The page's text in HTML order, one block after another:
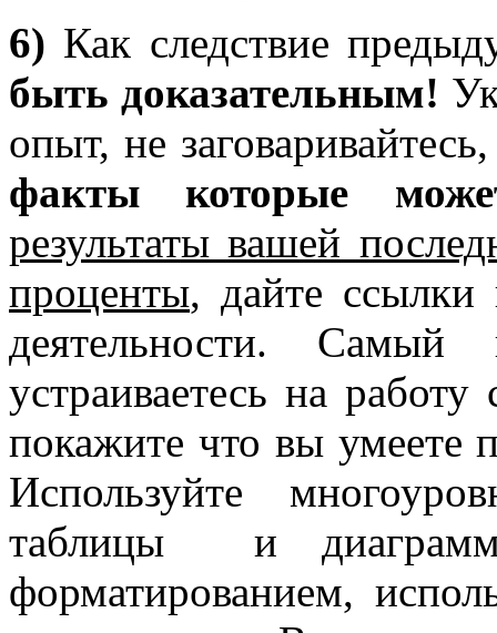
6) Как следствие
быть доказательным!
опыт, не
факты которые
результаты вашей
проценты, дайте ссылки
деятельности.
устраиваетесь на
покажите что вы умеете
Используйте
таблицы и
форматированием,